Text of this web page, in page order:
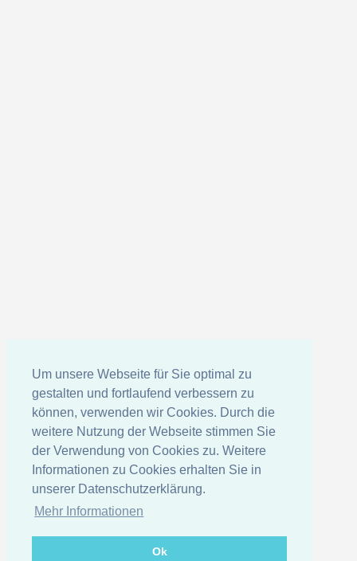
Um unsere Webseite für Sie optimal zu
gestalten und fortlaufend verbessern zu
können, verwenden wir Cookies. Durch die
weitere Nutzung der Webseite stimmen Sie
der Verwendung von Cookies zu. Weitere
Informationen zu Cookies erhalten Sie in
unserer Datenschutzerklärung.
Mehr Informationen
Ok